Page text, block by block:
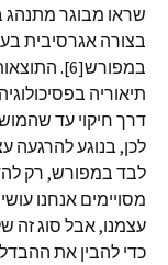
שראו מבוגר מתנהג
בצורה אגרסיבית
תיאוריה
לכן, בנוגע להרגעה
לבד במפורש, רק
מסויימים אנחנו
עצמנו, אבל סוג זה
כדי להבין את